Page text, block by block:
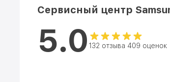
Сервисный центр
5.0 132 отзыва 409 оценок